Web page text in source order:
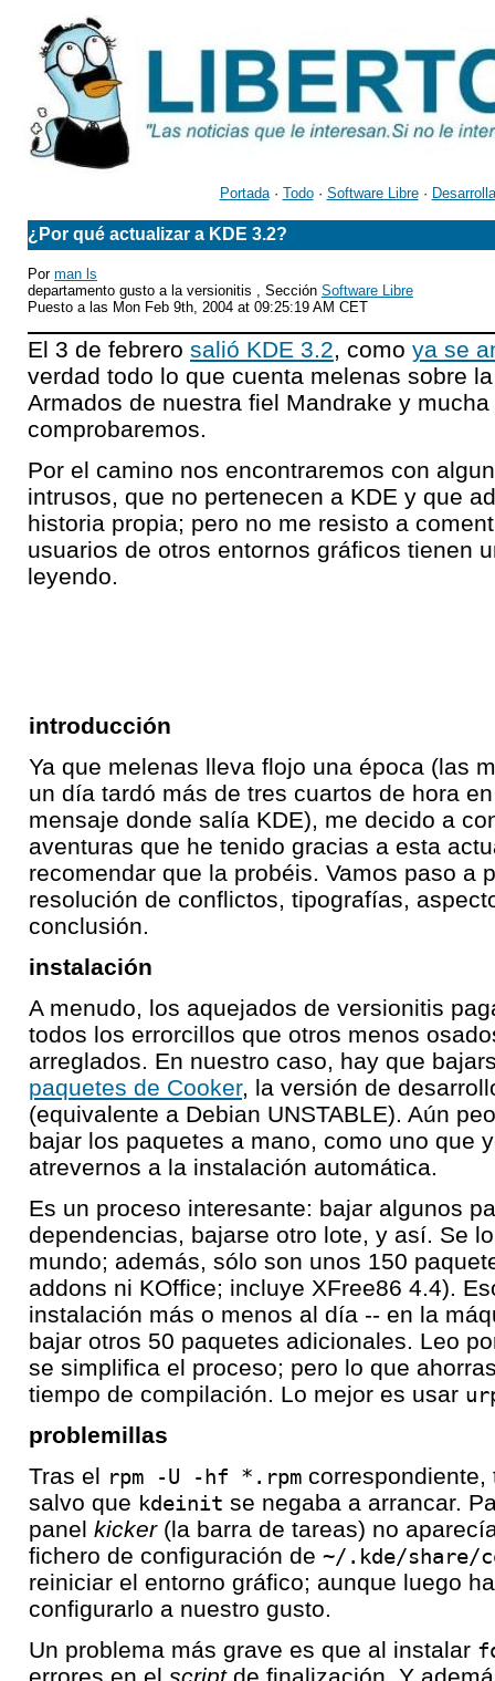
Portada· Todo· Software Libre·
¿Por qué actualizar a KDE 3.2?
Por man ls
departamento gusto a la versionitis , Sección Software Libre
Puesto a las Mon Feb 9th, 2004 at 09:25:19 AM CET
El 3 de febrero salió KDE 3.2, como ya se
verdad todo lo que cuenta melenas sobre
Armados de nuestra fiel Mandrake y
comprobaremos.
Por el camino nos encontraremos con
intrusos, que no pertenecen a KDE y que
historia propia; pero no me resisto a
usuarios de otros entornos gráficos tienen
leyendo.
introducción
Ya que melenas lleva flojo una época (las
un día tardó más de tres cuartos de hora
mensaje donde salía KDE), me decido a
aventuras que he tenido gracias a esta
recomendar que la probéis. Vamos paso a
resolución de conflictos, tipografías,
conclusión.
instalación
A menudo, los aquejados de versionitis
todos los errorcillos que otros menos
arreglados. En nuestro caso, hay que
paquetes de Cooker, la versión de
(equivalente a Debian UNSTABLE). Aún
bajar los paquetes a mano, como uno que
atrevernos a la instalación automática.
Es un proceso interesante: bajar algunos
dependencias, bajarse otro lote, y así. Se
mundo; además, sólo son unos 150
addons ni KOffice; incluye XFree86 4.4).
instalación más o menos al día -- en la
bajar otros 50 paquetes adicionales. Leo
se simplifica el proceso; pero lo que
tiempo de compilación. Lo mejor es usar
problemillas
Tras el rpm -U -hf *.rpm correspondiente,
salvo que kdeinit se negaba a arrancar.
panel kicker(la barra de tareas) no
fichero de configuración de ~/.kde/share/
reiniciar el entorno gráfico; aunque luego
configurarlo a nuestro gusto.
Un problema más grave es que al instalar